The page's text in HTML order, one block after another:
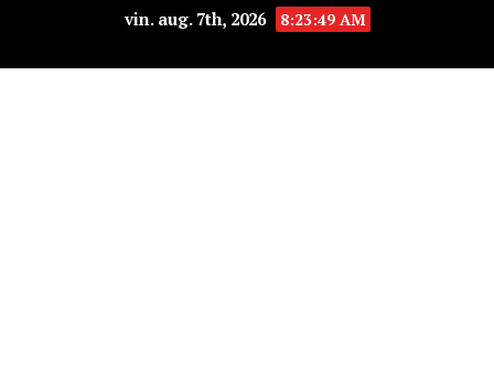
vin. aug. 7th, 2026 8:23:49 AM